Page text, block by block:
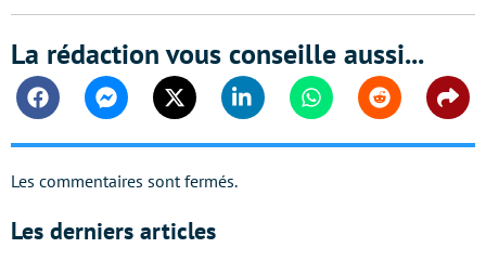
La rédaction vous conseille aussi...
FacebookMessengerTwitter Linkedin WhatsappReddit
Les commentaires sont fermés.
Les derniers articles